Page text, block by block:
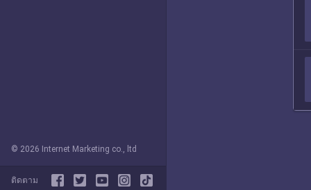
© 2026 Internet Marketing co., ltd
ติดตาม